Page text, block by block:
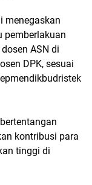
menegaskan
pemberlakuan
ASN di
DPK, sesuai
kontribusi para
tinggi di